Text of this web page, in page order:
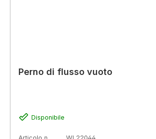
Perno di flusso vuoto
Disponibile